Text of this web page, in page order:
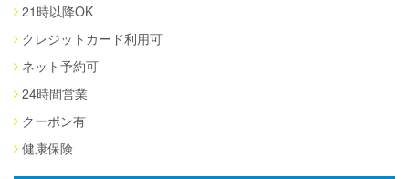
21時以降OK
クレジットカード利用可
ネット予約可
24時間営業
クーポン有
健康保険